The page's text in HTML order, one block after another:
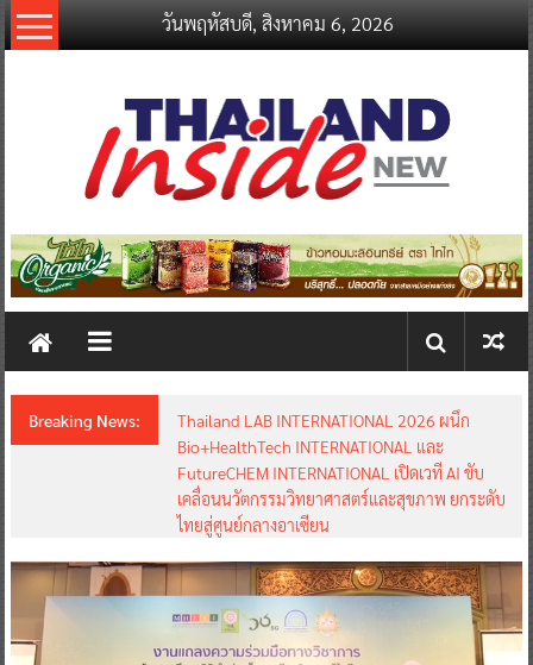
Skip
to
วันพฤหัสบดี, สิงหาคม 6, 2026
thailandinsidenew.com
Thailand
New
Breaking News:
Thailand LAB INTERNATIONAL 2026 ผนึก
Bio+HealthTech INTERNATIONAL และ
FutureCHEM INTERNATIONAL เปิดเวที AI ขับ
เคลื่อนนวัตกรรมวิทยาศาสตร์และสุขภาพ ยกระดับ
ไทยสู่ศูนย์กลางอาเซียน